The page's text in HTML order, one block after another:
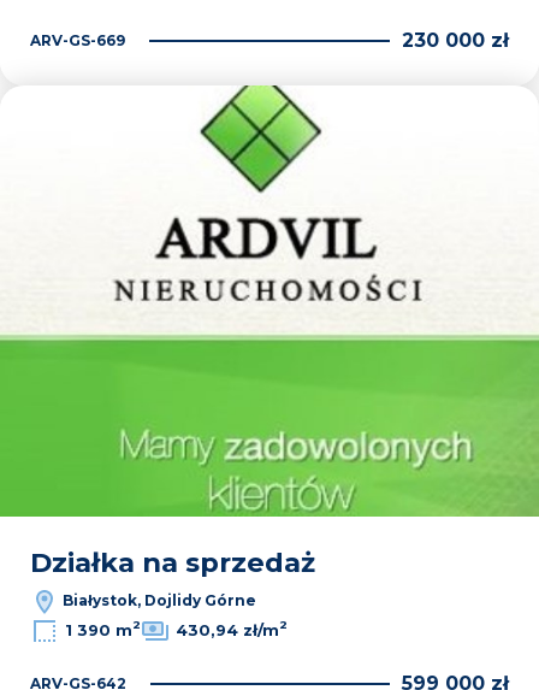
ARV-GS-669 230 000 zł
Działka na sprzedaż
Białystok, Dojlidy Górne
1 390 m2 430,94 zł/m2
ARV-GS-642 599 000 zł